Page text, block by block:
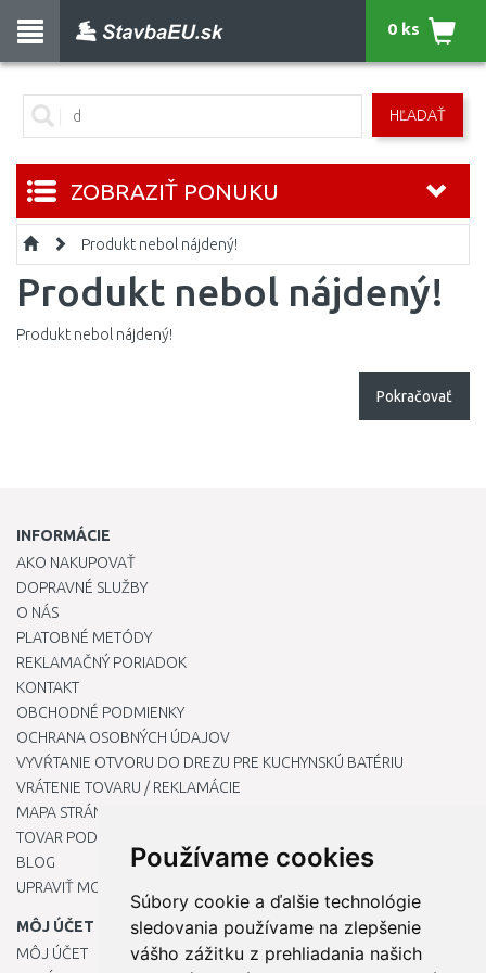
Používame cookies
Súbory cookie a ďalšie technológie
sledovania používame na zlepšenie
vášho zážitku z prehliadania našich
HĽADAŤ
0 ks
ZOBRAZIŤ PONUKU
Produkt nebol nájdený!
Produkt nebol nájdený!
Produkt nebol nájdený!
Pokračovať
INFORMÁCIE
AKO NAKUPOVAŤ
DOPRAVNÉ SLUŽBY
O NÁS
PLATOBNÉ METÓDY
REKLAMAČNÝ PORIADOK
KONTAKT
OBCHODNÉ PODMIENKY
OCHRANA OSOBNÝCH ÚDAJOV
VYVŔTANIE OTVORU DO DREZU PRE KUCHYNSKÚ BATÉRIU
VRÁTENIE TOVARU / REKLAMÁCIE
MAPA STRÁNOK
TOVAR PODĽA ZNAČIEK
BLOG
UPRAVIŤ MOJE PREDVOĽBY COOKIES
MÔJ ÚČET
MÔJ ÚČET